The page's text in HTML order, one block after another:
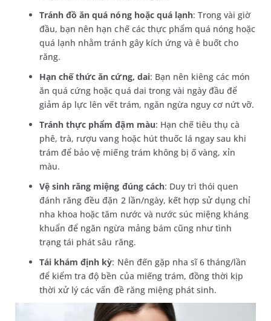
Tránh đồ ăn quá nóng hoặc quá lạnh: Trong vài giờ
đầu, bạn nên hạn chế các thực phẩm quá nóng hoặc
quá lạnh nhằm tránh gây kích ứng và ê buốt cho
răng.
Hạn chế thức ăn cứng, dai: Bạn nên kiêng các món
ăn quá cứng hoặc quá dai trong vài ngày đầu để
giảm áp lực lên vết trám, ngăn ngừa nguy cơ nứt vỡ.
Tránh thực phẩm đậm màu: Hạn chế tiêu thụ cà
phê, trà, rượu vang hoặc hút thuốc lá ngay sau khi
trám để bảo vệ miếng trám không bị ố vàng, xỉn
màu.
Vệ sinh răng miệng đúng cách: Duy trì thói quen
đánh răng đều đặn 2 lần/ngày, kết hợp sử dụng chỉ
nha khoa hoặc tăm nước và nước súc miệng kháng
khuẩn để ngăn ngừa mảng bám cũng như tình
trạng tái phát sâu răng.
Tái khám định kỳ: Nên đến gặp nha sĩ 6 tháng/lần
để kiểm tra độ bền của miếng trám, đồng thời kịp
thời xử lý các vấn đề răng miệng phát sinh.